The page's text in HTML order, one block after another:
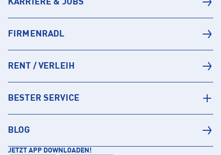
KARRIERE & JOBS
FIRMENRADL
RENT / VERLEIH
BESTER SERVICE
BLOG
JETZT APP DOWNLOADEN!